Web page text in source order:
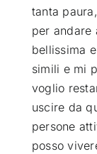
tanta
per andare
bellissima
simili e mi
voglio
uscire da
persone
posso